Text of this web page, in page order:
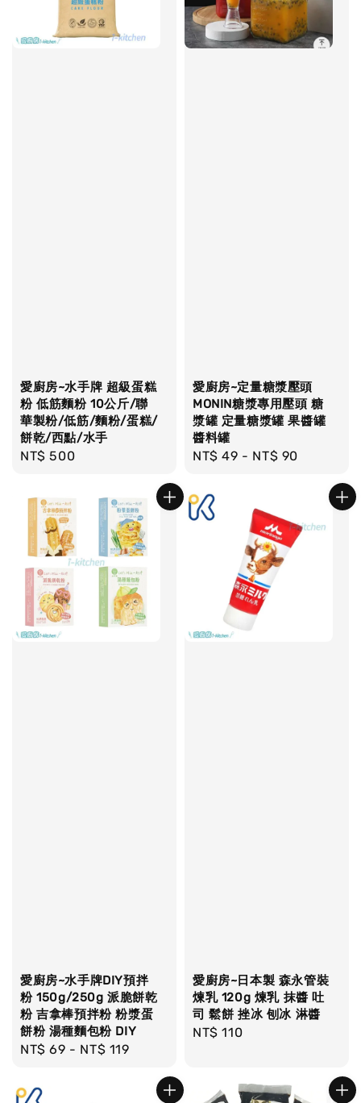
愛廚房~水手牌 超級蛋糕
粉 低筋麵粉 10公斤/聯
華製粉/低筋/麵粉/蛋糕/
餅乾/西點/水手
Regular
NT$ 500
愛廚房~定量糖漿壓頭
MONIN糖漿專用壓頭 糖
漿罐 定量糖漿罐 果醬罐
醬料罐
Regular
NT$ 49 - NT$ 90
愛廚房~水手牌DIY預拌
粉 150g/250g 派脆餅乾
粉 吉拿棒預拌粉 粉漿蛋
餅粉 湯種麵包粉 DIY
Regular
NT$ 69 - NT$ 119
愛廚房~日本製 森永管裝
煉乳 120g 煉乳 抹醬 吐
司 鬆餅 挫冰 刨冰 淋醬
Regular
NT$ 110